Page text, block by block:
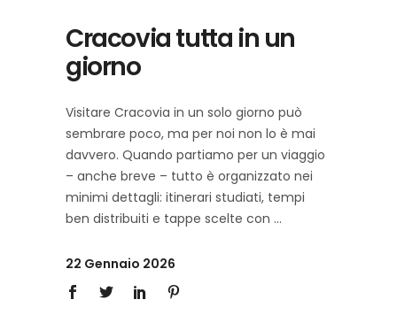
Cracovia tutta in un
giorno
Visitare Cracovia in un solo giorno può
sembrare poco, ma per noi non lo è mai
davvero. Quando partiamo per un viaggio
– anche breve – tutto è organizzato nei
minimi dettagli: itinerari studiati, tempi
ben distribuiti e tappe scelte con
22 Gennaio 2026